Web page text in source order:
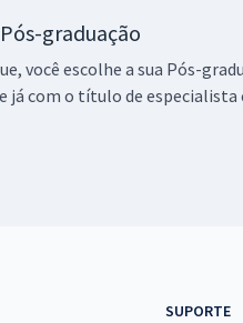
graduação
você escolhe a sua Pós-
já com o título de especialista
SUPORTE